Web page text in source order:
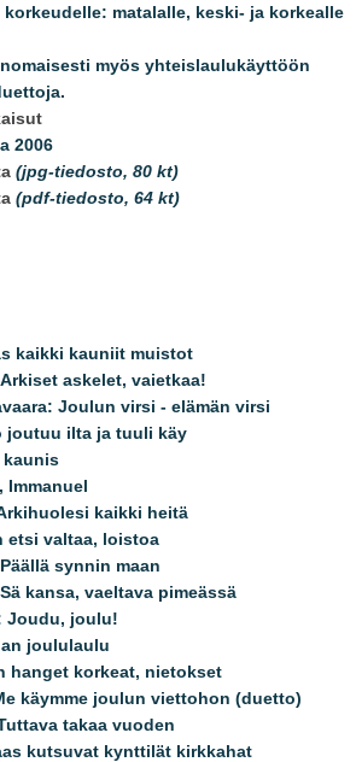
matalalle, keski- ja korkealle
myös yhteislaulukäyttöön
2006
(jpg-tiedosto, 80 kt)
(pdf-tiedosto, 64 kt)
kaikki kauniit muistot
askelet, vaietkaa!
Joulun virsi - elämän virsi
joutuu ilta ja tuuli käy
kaunis
Immanuel
kaikki heitä
etsi valtaa, loistoa
synnin maan
kansa, vaeltava pimeässä
Joudu, joulu!
joululaulu
hanget korkeat, nietokset
käymme joulun viettohon (duetto)
takaa vuoden
kutsuvat kynttilät kirkkahat